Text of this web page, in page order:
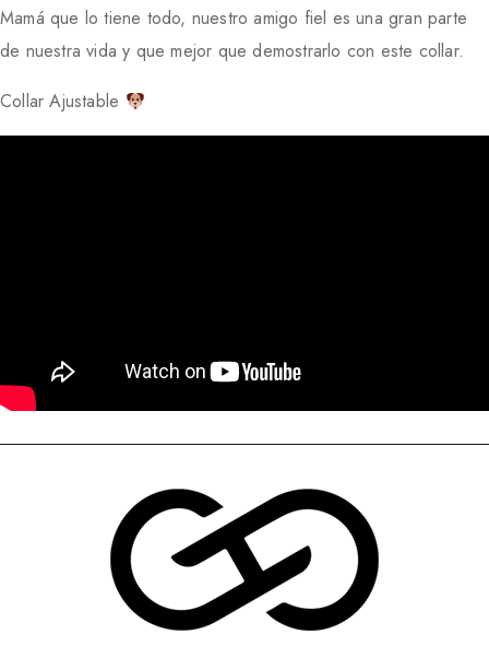
Mamá que lo tiene todo, nuestro amigo fiel es una gran parte
de nuestra vida y que mejor que demostrarlo con este collar.
Collar Ajustable